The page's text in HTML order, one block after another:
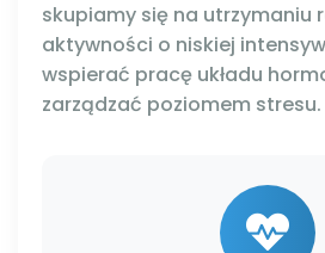
skupiamy się na utrzymaniu
aktywności o niskiej
wspierać pracę układu
zarządzać poziomem stresu.